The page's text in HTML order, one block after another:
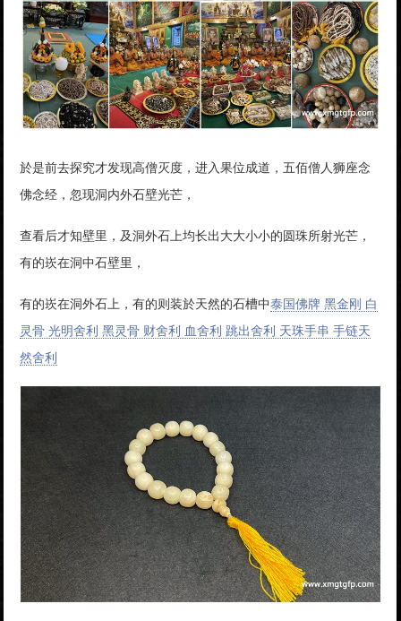
於是前去探究才发现高僧灭度，进入果位成道，五佰僧人狮座念
佛念经，忽现洞内外石壁光芒，
查看后才知壁里，及洞外石上均长出大大小小的圆珠所射光芒，
有的崁在洞中石壁里，
有的崁在洞外石上，有的则装於天然的石槽中泰国佛牌 黑金刚 白
灵骨 光明舍利 黑灵骨 财舍利 血舍利 跳出舍利 天珠手串 手链天
然舍利